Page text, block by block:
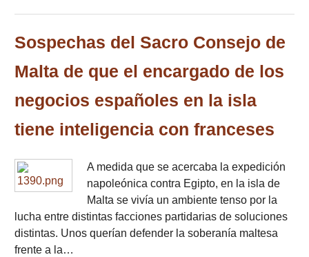
Sospechas del Sacro Consejo de
Malta de que el encargado de los
negocios españoles en la isla
tiene inteligencia con franceses
A medida que se acercaba la expedición
napoleónica contra Egipto, en la isla de
Malta se vivía un ambiente tenso por la
lucha entre distintas facciones partidarias de soluciones
distintas. Unos querían defender la soberanía maltesa
frente a la…